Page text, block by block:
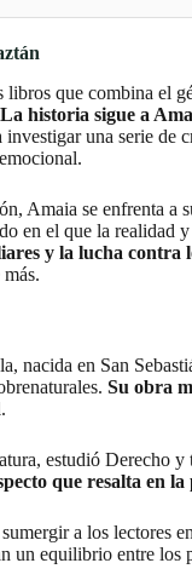
libros que combina el
La historia sigue a
una serie de
Amaia se enfrenta a
en el que la realidad
y la lucha contra
nacida en San
Su obra
estudió Derecho
que resalta en
a los lectores
un equilibrio entre los